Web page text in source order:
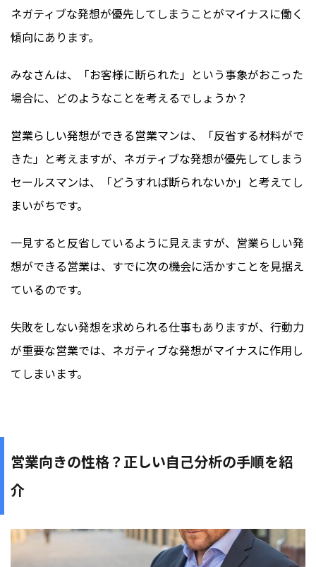
ネガティブな発想が優先してしまうことがマイナスに働く
傾向にあります。
みなさんは、「お客様に断られた」という事象がおこった
場合に、どのようなことを考えるでしょうか？
営業らしい発想ができる営業マンは、「反省する材料がで
きた」と考えますが、ネガティブな発想が優先してしまう
セールスマンは、「どうすれば断られないか」と考えてし
まいがちです。
一見すると反省しているように見えますが、営業らしい発
想ができる営業は、すでに次の機会に活かすことを見据え
ているのです。
失敗をしない発想を求められる仕事もありますが、行動力
が重要な営業では、ネガティブな発想がマイナスに作用し
てしまいます。
営業向きの性格？正しい自己分析の手順を紹
介